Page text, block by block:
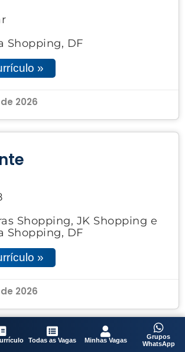
Shopping, DF
»
2026
Shopping, JK Shopping e
Shopping, DF
»
2026
Todas as Vagas Minhas Vagas
Grupos
WhatsApp